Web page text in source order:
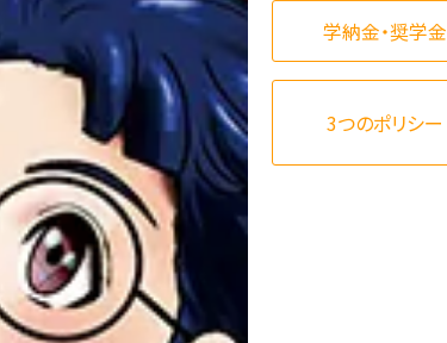
学納金・奨学金
3つのポリシー